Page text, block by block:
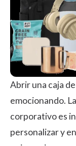
Abrir una caja
emocionando.
corporativo es
personalizar y